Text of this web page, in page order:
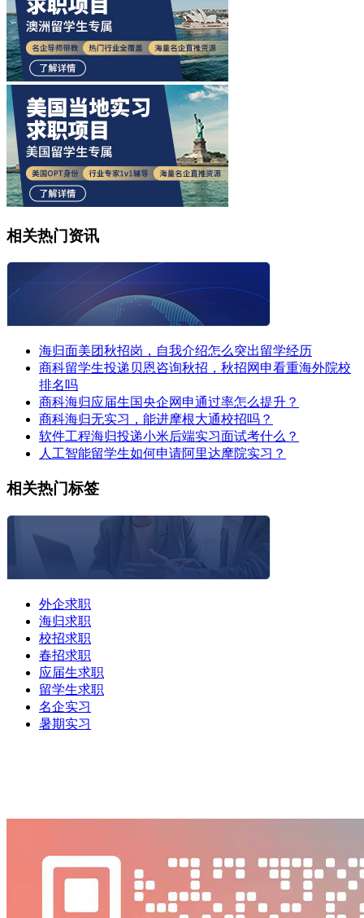
相关热门资讯
海归面美团秋招岗，自我介绍怎么突出留学经历
商科留学生投递贝恩咨询秋招，秋招网申看重海外院校
排名吗
商科海归应届生国央企网申通过率怎么提升？
商科海归无实习，能进摩根大通校招吗？
软件工程海归投递小米后端实习面试考什么？
人工智能留学生如何申请阿里达摩院实习？
相关热门标签
外企求职
海归求职
校招求职
春招求职
应届生求职
留学生求职
名企实习
暑期实习